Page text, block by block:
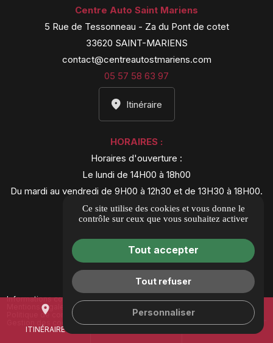
place
ITINÉRAIRE
mail
Centre Auto Saint Mariens
5 Rue de Tessonneau - Za du Pont de cotet
33620 SAINT-MARIENS
contact@centreautostmariens.com
05 57 58 63 97
Itinéraire
HORAIRES :
Horaires d'ouverture :
Le lundi de 14H00 à 18h00
Du mardi au vendredi de 9H00 à 12h30 et de 13H30 à 18H00.
Fermé le samedi.
DONNER UN AVIS
Informations complémentaires
Mentions légales
Politique de confidentialité
Gestion des cookies
Ce site utilise des cookies et vous donne le
contrôle sur ceux que vous souhaitez activer
Tout accepter
Tout refuser
Personnaliser